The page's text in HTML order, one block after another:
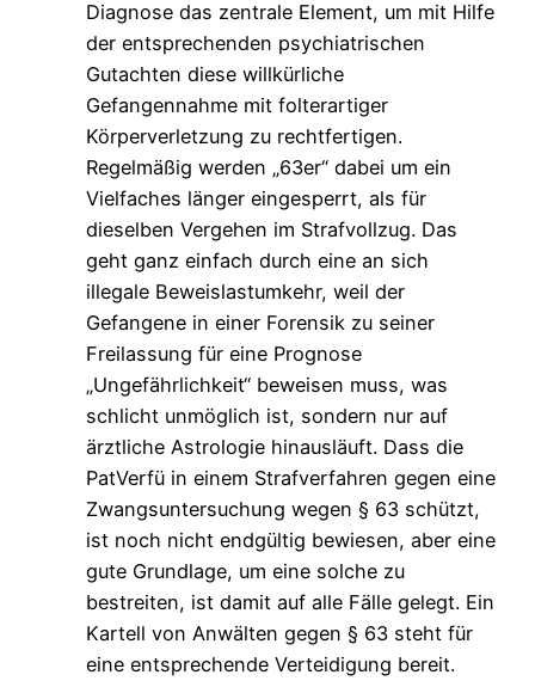
Diagnose das zentrale Element, um mit Hilfe
der entsprechenden psychiatrischen
Gutachten diese willkürliche
Gefangennahme mit folterartiger
Körperverletzung zu rechtfertigen.
Regelmäßig werden „63er“ dabei um ein
Vielfaches länger eingesperrt, als für
dieselben Vergehen im Strafvollzug. Das
geht ganz einfach durch eine an sich
illegale Beweislastumkehr, weil der
Gefangene in einer Forensik zu seiner
Freilassung für eine Prognose
„Ungefährlichkeit“ beweisen muss, was
schlicht unmöglich ist, sondern nur auf
ärztliche Astrologie hinausläuft. Dass die
PatVerfü in einem Strafverfahren gegen eine
Zwangsuntersuchung wegen § 63 schützt,
ist noch nicht endgültig bewiesen, aber eine
gute Grundlage, um eine solche zu
bestreiten, ist damit auf alle Fälle gelegt. Ein
Kartell von Anwälten gegen § 63 steht für
eine entsprechende Verteidigung bereit.